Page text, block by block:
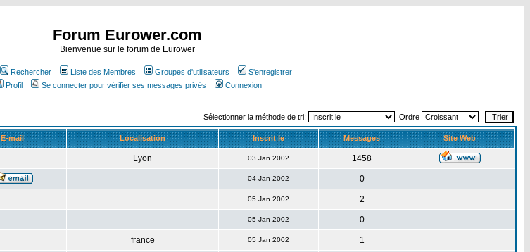
Forum Eurower.com
Bienvenue sur le forum de Eurower
Rechercher Liste des Membres Groupes d'utilisateurs
S'enregistrer
Profil
Se connecter pour vérifier ses messages privés Connexion
Sélectionner la méthode de tri: Ordre
E-mail Localisation Inscrit le Messages Site Web
Lyon 03 Jan 2002 1458
04 Jan 2002 0
05 Jan 2002 2
05 Jan 2002 0
france 05 Jan 2002 1